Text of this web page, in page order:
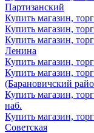
Партизанский
Купить магазин,
Купить магазин,
Купить магазин,
Ленина
Купить магазин,
Купить магазин,
(Барановичский
Купить магазин,
наб.
Купить магазин,
Советская